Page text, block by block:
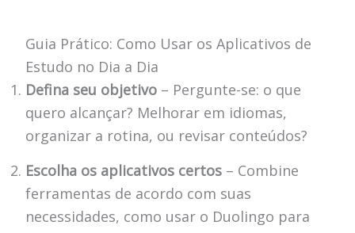
Guia Prático: Como Usar os Aplicativos de
Estudo no Dia a Dia
Defina seu objetivo– Pergunte-se: o que
quero alcançar? Melhorar em idiomas,
organizar a rotina, ou revisar conteúdos?
Escolha os aplicativos certos– Combine
ferramentas de acordo com suas
necessidades, como usar o Duolingo para